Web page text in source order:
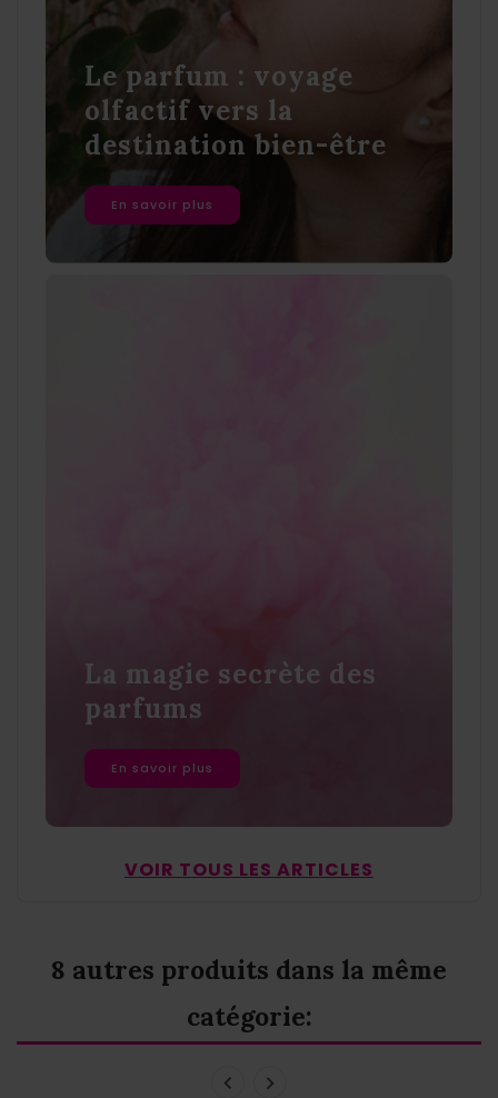
Le parfum : voyage
olfactif vers la
destination bien-être
En savoir plus
La magie secrète des
parfums
En savoir plus
VOIR TOUS LES ARTICLES
8 autres produits dans la même
catégorie: